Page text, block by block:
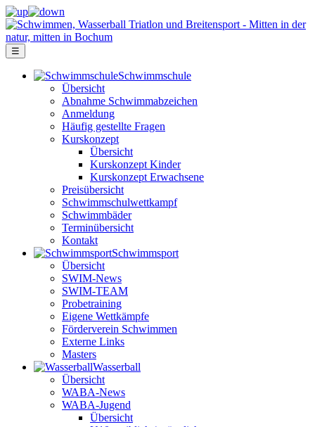
☰
Schwimm­schule
Übersicht
Ab­nah­me Schwimm­ab­zei­chen
Anmeldung
Häufig gestellte Fragen
Kurs­konzept
Übersicht
Kurskonzept Kinder
Kurskonzept Erwachsene
Preis­über­sicht
Schwimm­schul­wett­kampf
Schwimm­bäder
Terminübersicht
Kontakt
Schwimm­sport
Übersicht
SWIM-News
SWIM-TEAM
Probe­training
Eigene Wettkämpfe
Förderverein Schwimmen
Externe Links
Masters
Wasser­ball
Übersicht
WABA-News
WABA-Jugend
Übersicht